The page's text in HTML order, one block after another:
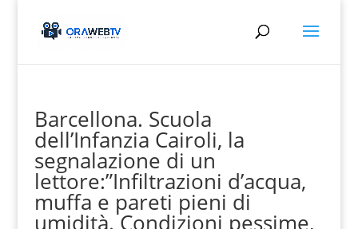
Barcellona. Scuola
dell’Infanzia Cairoli, la
segnalazione di un
lettore:”Infiltrazioni d’acqua,
muffa e pareti pieni di
umidità. Condizioni pessime,